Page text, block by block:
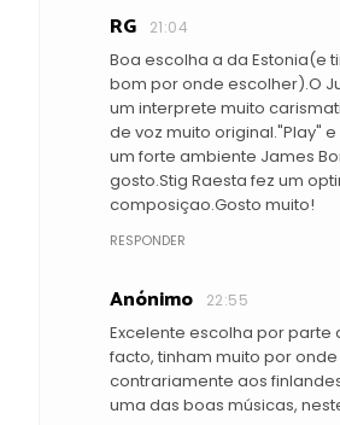
RG 21:04
Boa escolha a da Estonia(e
bom por onde escolher).O
um interprete muito
de voz muito original."Play"
um forte ambiente James
gosto.Stig Raesta fez um
composiçao.Gosto muito!
RESPONDER
Anónimo 22:55
Excelente escolha por parte
facto, tinham muito por
contrariamente aos
uma das boas músicas,